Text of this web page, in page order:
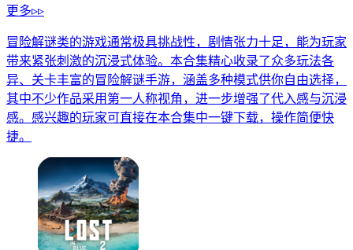
更多▹▹
冒险解谜类的游戏通常极具挑战性，剧情张力十足，能为玩家
带来紧张刺激的沉浸式体验。本合集精心收录了众多玩法各
异、关卡丰富的冒险解谜手游，涵盖多种模式供你自由选择，
其中不少作品采用第一人称视角，进一步增强了代入感与沉浸
感。感兴趣的玩家可直接在本合集中一键下载，操作简便快
捷。